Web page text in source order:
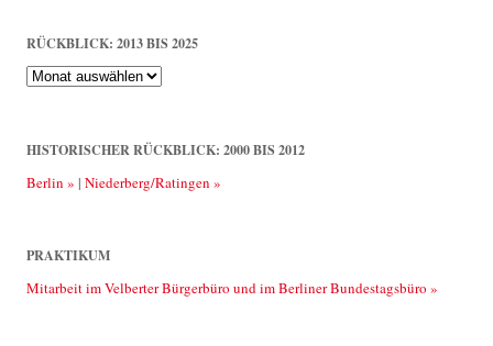
RÜCKBLICK: 2013 BIS 2025
Rückblick:
2013
HISTORISCHER RÜCKBLICK: 2000 BIS 2012
Berlin » | Niederberg/Ratingen »
PRAKTIKUM
Mitarbeit im Velberter Bürgerbüro und im Berliner Bundestagsbüro »